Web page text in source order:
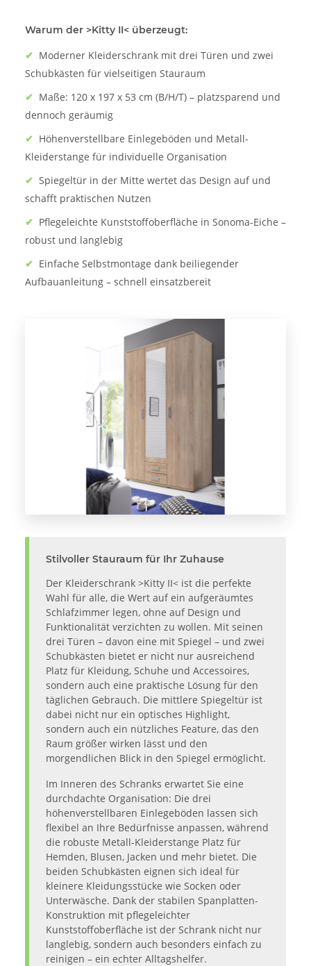
Warum der >Kitty II< überzeugt:
✔ Moderner Kleiderschrank mit drei Türen und zwei
Schubkästen für vielseitigen Stauraum
✔ Maße: 120 x 197 x 53 cm (B/H/T) – platzsparend und
dennoch geräumig
✔ Höhenverstellbare Einlegeböden und Metall-
Kleiderstange für individuelle Organisation
✔ Spiegeltür in der Mitte wertet das Design auf und
schafft praktischen Nutzen
✔ Pflegeleichte Kunststoffoberfläche in Sonoma-Eiche –
robust und langlebig
✔ Einfache Selbstmontage dank beiliegender
Aufbauanleitung – schnell einsatzbereit
Stilvoller Stauraum für Ihr Zuhause
Der Kleiderschrank >Kitty II< ist die perfekte
Wahl für alle, die Wert auf ein aufgeräumtes
Schlafzimmer legen, ohne auf Design und
Funktionalität verzichten zu wollen. Mit seinen
drei Türen – davon eine mit Spiegel – und zwei
Schubkästen bietet er nicht nur ausreichend
Platz für Kleidung, Schuhe und Accessoires,
sondern auch eine praktische Lösung für den
täglichen Gebrauch. Die mittlere Spiegeltür ist
dabei nicht nur ein optisches Highlight,
sondern auch ein nützliches Feature, das den
Raum größer wirken lässt und den
morgendlichen Blick in den Spiegel ermöglicht.
Im Inneren des Schranks erwartet Sie eine
durchdachte Organisation: Die drei
höhenverstellbaren Einlegeböden lassen sich
flexibel an Ihre Bedürfnisse anpassen, während
die robuste Metall-Kleiderstange Platz für
Hemden, Blusen, Jacken und mehr bietet. Die
beiden Schubkästen eignen sich ideal für
kleinere Kleidungsstücke wie Socken oder
Unterwäsche. Dank der stabilen Spanplatten-
Konstruktion mit pflegeleichter
Kunststoffoberfläche ist der Schrank nicht nur
langlebig, sondern auch besonders einfach zu
reinigen – ein echter Alltagshelfer.